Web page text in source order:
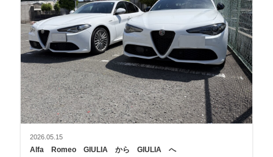
2026.05.15
Alfa Romeo GIULIA から GIULIA へ